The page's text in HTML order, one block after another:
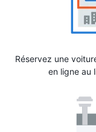
Réservez une
en ligne au